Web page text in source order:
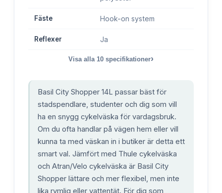
Fäste Hook-on system
Reflexer Ja
Visa alla 10 specifikationer›
Basil City Shopper 14L passar bäst för
stadspendlare, studenter och dig som vill
ha en snygg cykelväska för vardagsbruk.
Om du ofta handlar på vägen hem eller vill
kunna ta med väskan in i butiker är detta ett
smart val. Jämfört med Thule cykelväska
och Atran/Velo cykelväska är Basil City
Shopper lättare och mer flexibel, men inte
lika rymlig eller vattentät. För dig som